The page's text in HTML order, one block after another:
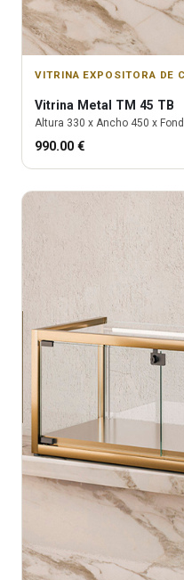
VITRINA EXPOSITORA DE
Vitrina Metal TM 45 TB
Altura 330 x Ancho 450 x
990.00 €